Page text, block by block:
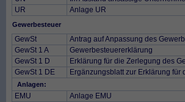
UR
Anlage UR
Gewerbesteuer
GewSt
Antrag auf Anpassung des
GewSt 1 A
Gewerbesteuererklärung
GewSt 1 D
Erklärung für die Zerlegung des
GewSt 1 DE
Ergänzungsblatt zur Erklärung
Anlagen:
EMU
Anlage EMU